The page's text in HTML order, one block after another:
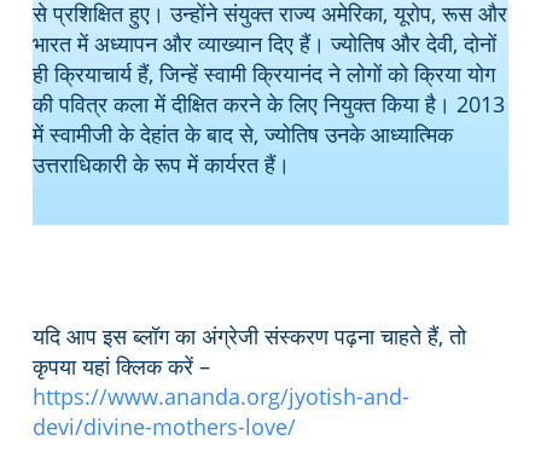
से प्रशिक्षित हुए। उन्होंने संयुक्त राज्य अमेरिका, यूरोप, रूस और
भारत में अध्यापन और व्याख्यान दिए हैं। ज्योतिष और देवी, दोनों
ही क्रियाचार्य हैं, जिन्हें स्वामी क्रियानंद ने लोगों को क्रिया योग
की पवित्र कला में दीक्षित करने के लिए नियुक्त किया है। 2013
में स्वामीजी के देहांत के बाद से, ज्योतिष उनके आध्यात्मिक
उत्तराधिकारी के रूप में कार्यरत हैं।
यदि आप इस ब्लॉग का अंग्रेजी संस्करण पढ़ना चाहते हैं, तो
कृपया यहां क्लिक करें –
https://www.ananda.org/jyotish-and-
devi/divine-mothers-love/